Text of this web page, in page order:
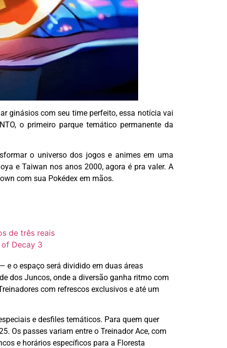
ginásios com seu time perfeito, essa notícia vai
o primeiro parque temático permanente da
o universo dos jogos e animes em uma
e Taiwan nos anos 2000, agora é pra valer. A
com sua Pokédex em mãos.
de três reais
Decay 3
— e o espaço será dividido em duas áreas
dos Juncos, onde a diversão ganha ritmo com
com refrescos exclusivos e até um
e desfiles temáticos. Para quem quer
Os passes variam entre o Treinador Ace, com
e horários específicos para a Floresta